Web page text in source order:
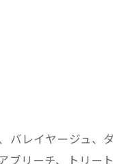
レイヤージュ、
リーチ、トリー